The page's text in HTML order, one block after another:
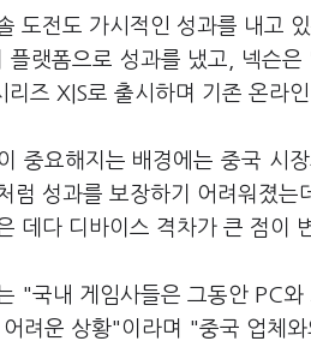
도전도 가시적인 성과를 내고
플랫폼으로 성과를 냈고, 넥슨
리즈 X|S로 출시하며 기존 온라
중요해지는 배경에는 중국 시
럼 성과를 보장하기 어려워졌
데다 디바이스 격차가 큰 점이
"국내 게임사들은 그동안 PC
려운 상황"이라며 "중국 업체